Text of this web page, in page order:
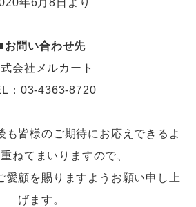
年6月8日より
お問い合わせ先
会社メルカート
：03-4363-8720
も皆様のご期待にお応えできるよ
ねてまいりますので、
愛顧を賜りますようお願い申し上
げます。